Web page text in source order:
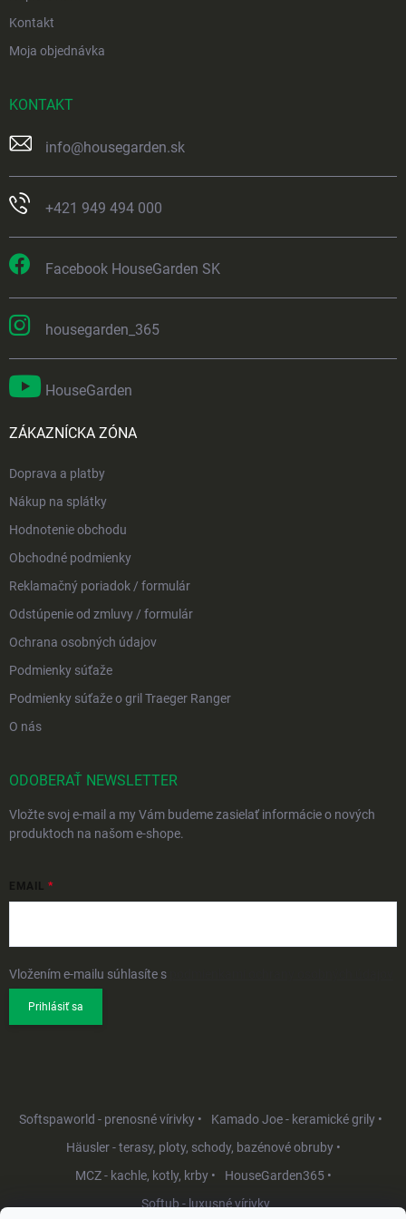
Kontakt
Moja objednávka
KONTAKT
info@housegarden.sk
+421 949 494 000
Facebook HouseGarden SK
housegarden_365
HouseGarden
ZÁKAZNÍCKA ZÓNA
Doprava a platby
Nákup na splátky
Hodnotenie obchodu
Obchodné podmienky
Reklamačný poriadok / formulár
Odstúpenie od zmluvy / formulár
Ochrana osobných údajov
Podmienky súťaže
Podmienky súťaže o gril Traeger Ranger
O nás
ODOBERAŤ NEWSLETTER
Vložte svoj e-mail a my Vám budeme zasielať informácie o nových
produktoch na našom e-shope.
EMAIL
Vložením e-mailu súhlasíte s
Prihlásiť sa
Softspaworld - prenosné vírivky •
Kamado Joe - keramické grily •
Häusler - terasy, ploty, schody, bazénové obruby •
MCZ - kachle, kotly, krby •
HouseGarden365 •
Softub - luxusné vírivky